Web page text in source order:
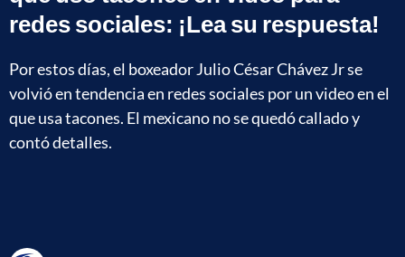
redes sociales: ¡Lea su respuesta!
Por estos días, el boxeador Julio César Chávez Jr se
volvió en tendencia en redes sociales por un video en el
que usa tacones. El mexicano no se quedó callado y
contó detalles.